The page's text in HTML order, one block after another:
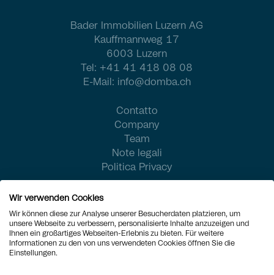
Bader Immobilien Luzern AG
Kauffmannweg 17
6003 Luzern
Tel: +41 41 418 08 08
E-Mail: info@domba.ch
Contatto
Company
Team
Note legali
Politica Privacy
Wir verwenden Cookies
Wir können diese zur Analyse unserer Besucherdaten platzieren, um
unsere Webseite zu verbessern, personalisierte Inhalte anzuzeigen und
Ihnen ein großartiges Webseiten-Erlebnis zu bieten. Für weitere
Informationen zu den von uns verwendeten Cookies öffnen Sie die
Einstellungen.